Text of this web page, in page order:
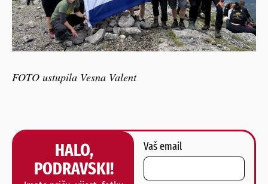
FOTO ustupila Vesna Valent
HALO,
PODRAVSKI!
Vaš email